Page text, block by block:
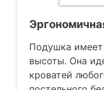
Подушка
высоты. Она
кроватей